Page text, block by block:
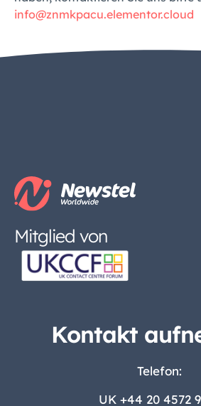
info@znmkpacu.elementor.cloud
Mitglied von
Kontakt
Telefon:
UK +44 20 4572